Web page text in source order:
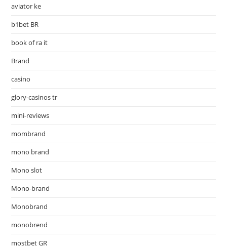
aviator ke
b1bet BR
book of ra it
Brand
casino
glory-casinos tr
mini-reviews
mombrand
mono brand
Mono slot
Mono-brand
Monobrand
monobrend
mostbet GR